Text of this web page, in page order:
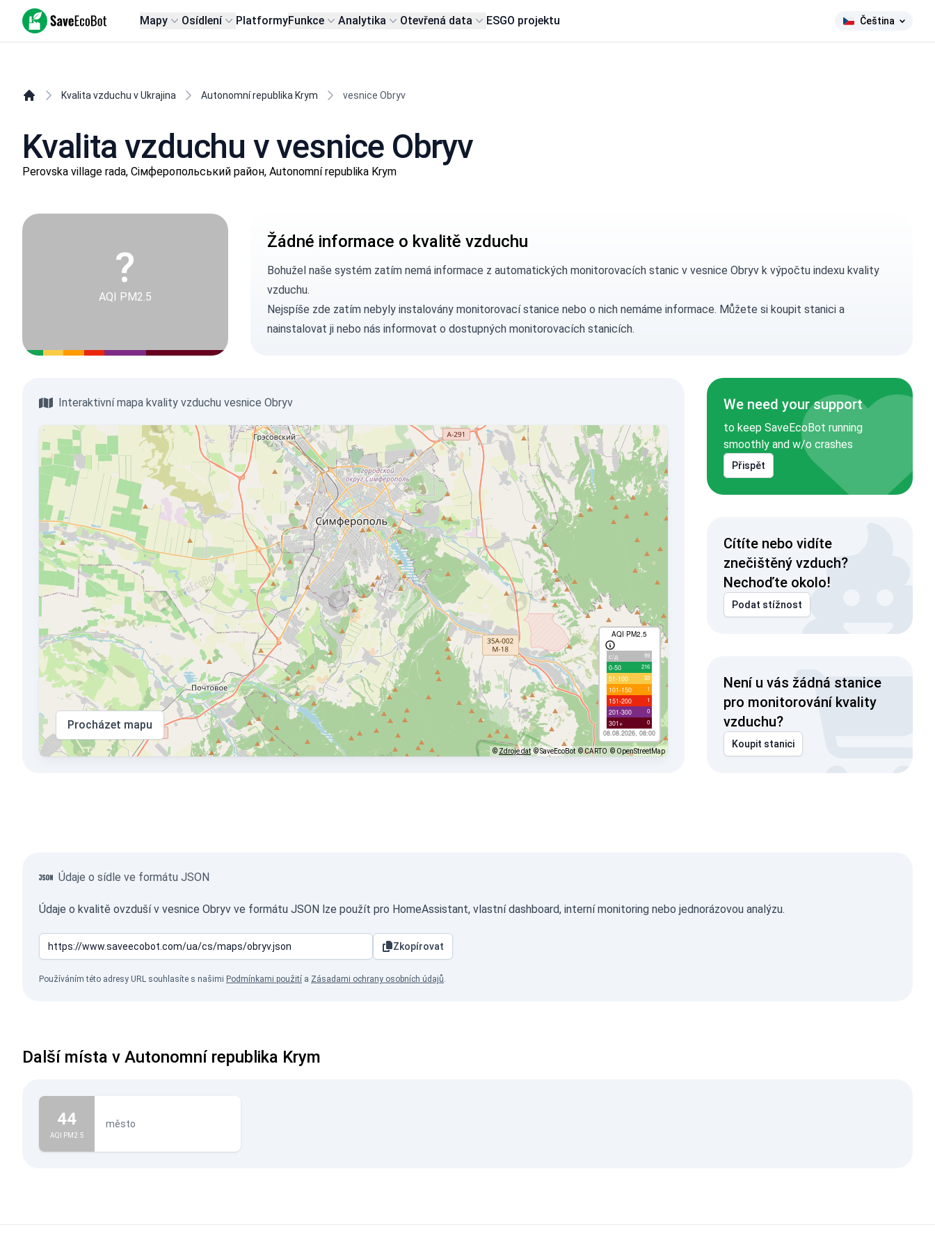
SaveEcoBot Mapy Osídlení PlatformyFunkce Analytika Otevřená data ESGO projektu Čeština
Kvalita vzduchu v Ukrajina Autonomní republika Krym vesnice Obryv
Kvalita vzduchu v vesnice Obryv
Perovska village rada, Сімферопольський район, Autonomní republika Krym
?
AQI PM2.5
Žádné informace o kvalitě vzduchu
Bohužel naše systém zatím nemá informace z automatických monitorovacích stanic v vesnice Obryv k výpočtu indexu kvality
vzduchu.
Nejspíše zde zatím nebyly instalovány monitorovací stanice nebo o nich nemáme informace. Můžete si koupit stanicia
nainstalovat ji nebo nás informovat o dostupných monitorovacích stanicích.
Interaktivní mapa kvality vzduchu vesnice Obryv
AQI PM2.5
с/д 99
0-50 216
51-100 33
101-150 1
151-200 1
201-300 0
301+ 0
08.08.2026, 08:00
Procházet mapu
© Zdroje dat © SaveEcoBot © CARTO © OpenStreetMap
We need your support
to keep SaveEcoBot running
smoothly and w/o crashes
Přispět
Cítíte nebo vidíte
znečištěný vzduch?
Nechoďte okolo!
Podat stížnost
Není u vás žádná stanice
pro monitorování kvality
vzduchu?
Koupit stanici
Údaje o sídle ve formátu JSON
Údaje o kvalitě ovzduší v vesnice Obryv ve formátu JSON lze použít pro HomeAssistant, vlastní dashboard, interní monitoring nebo jednorázovou analýzu.
Zkopírovat
Používáním této adresy URL souhlasíte s našimi Podmínkami použití a Zásadami ochrany osobních údajů.
Další místa v Autonomní republika Krym
44
AQI PM2.5
město